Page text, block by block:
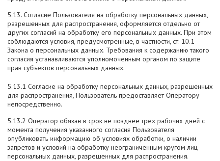
5.13. Согласие Пользователя на обработку персональных данных,
разрешенных для распространения, оформляется отдельно от
других согласий на обработку его персональных данных. При этом
соблюдаются условия, предусмотренные, в частности, ст. 10.1
Закона о персональных данных. Требования к содержанию такого
согласия устанавливаются уполномоченным органом по защите
прав субъектов персональных данных.
5.13.1 Согласие на обработку персональных данных, разрешенных
для распространения, Пользователь предоставляет Оператору
непосредственно.
5.13.2 Оператор обязан в срок не позднее трех рабочих дней с
момента получения указанного согласия Пользователя
опубликовать информацию об условиях обработки, о наличии
запретов и условий на обработку неограниченным кругом лиц
персональных данных, разрешенных для распространения.